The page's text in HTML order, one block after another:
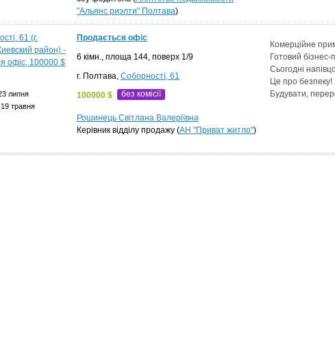
"Альянс риэлти" Полтава)
липня
травня
Продається офіс
6 кімн., площа 144, поверх 1/9
г. Полтава, Соборності, 61
100000 $
без комісії
Рошинець Світлана Валеріївна
Керівник відділу продажу (АН "Приват житло")
Комерційне
Готовий
Сьогодні
Це про безпеку!
Будувати,